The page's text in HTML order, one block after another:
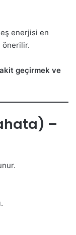
enerjisi en
önerilir.
geçirmek ve
–